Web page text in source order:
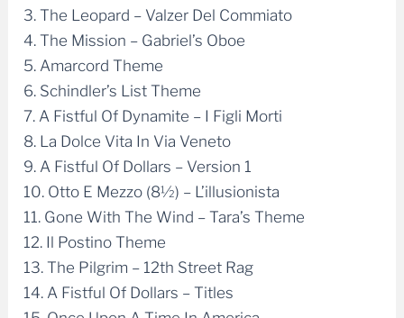
3. The Leopard – Valzer Del Commiato
4. The Mission – Gabriel’s Oboe
5. Amarcord Theme
6. Schindler’s List Theme
7. A Fistful Of Dynamite – I Figli Morti
8. La Dolce Vita In Via Veneto
9. A Fistful Of Dollars – Version 1
10. Otto E Mezzo (8½) – L’illusionista
11. Gone With The Wind – Tara’s Theme
12. Il Postino Theme
13. The Pilgrim – 12th Street Rag
14. A Fistful Of Dollars – Titles